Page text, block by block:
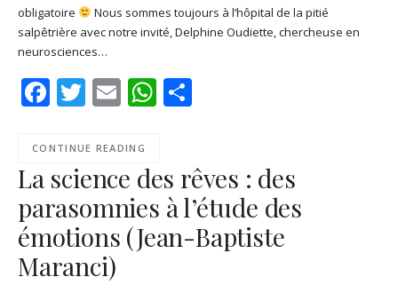
Podcast Addict RSS
EMBED
obligatoire
Nous sommes toujours à l’hôpital de la pitié
salpêtrière avec notre invité, Delphine Oudiette, chercheuse en
neurosciences…
Facebook
Twitter
EmailWhatsApp
CONTINUE READING
La science des rêves : des
parasomnies à l’étude des
émotions (Jean-Baptiste
Maranci)